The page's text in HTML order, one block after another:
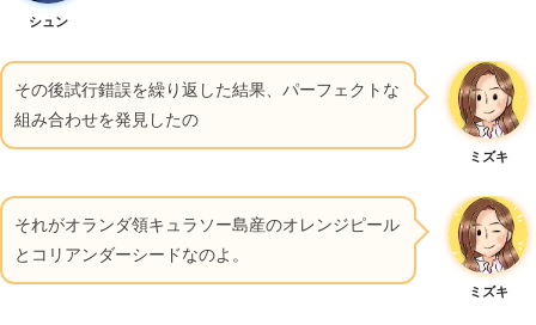
シュン
その後試行錯誤を繰り返した結果、パーフェクトな
組み合わせを発見したの
ミズキ
それがオランダ領キュラソー島産のオレンジピール
とコリアンダーシードなのよ。
ミズキ